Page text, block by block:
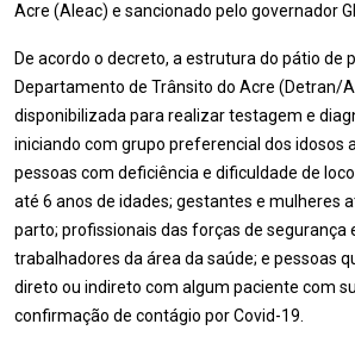
Acre (Aleac) e sancionado pelo governador
De acordo o decreto, a estrutura do pátio de
Departamento de Trânsito do Acre (Detran/
disponibilizada para realizar testagem e
iniciando com grupo preferencial dos idosos
pessoas com deficiência e dificuldade de
até 6 anos de idades; gestantes e mulheres
parto; profissionais das forças de segurança
trabalhadores da área da saúde; e pessoas
direto ou indireto com algum paciente com
confirmação de contágio por Covid-19.